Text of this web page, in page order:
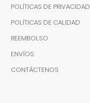
POLÍTICAS DE PRIVACIDAD
POLÍTICAS DE CALIDAD
REEMBOLSO
ENVÍOS
CONTÁCTENOS